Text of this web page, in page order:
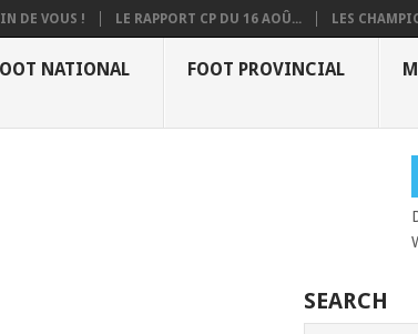
DE VOUS ! LE RAPPORT CP DU 16 AOÛ... LES
NATIONAL FOOT PROVINCIAL
SEARCH